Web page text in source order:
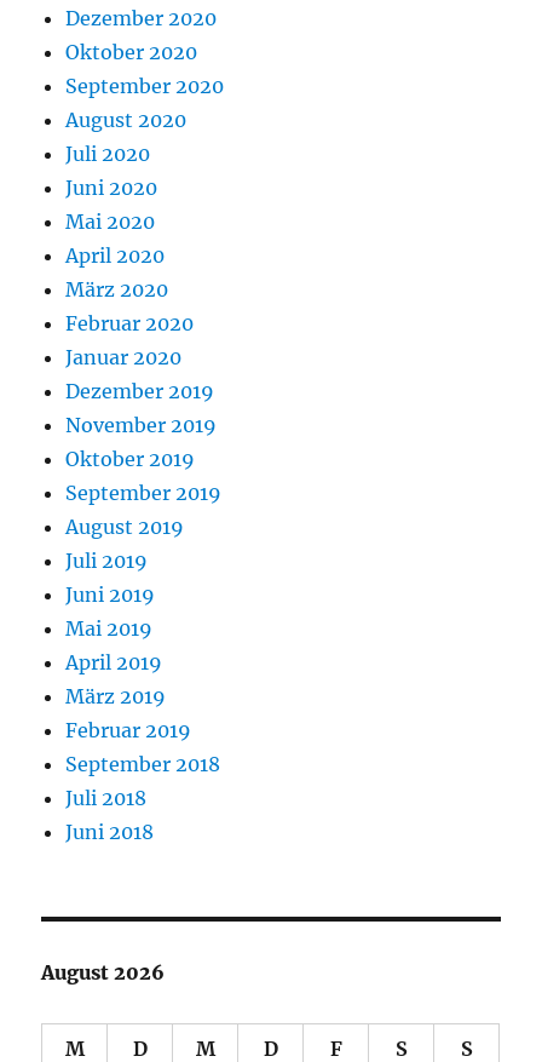
Dezember 2020
Oktober 2020
September 2020
August 2020
Juli 2020
Juni 2020
Mai 2020
April 2020
März 2020
Februar 2020
Januar 2020
Dezember 2019
November 2019
Oktober 2019
September 2019
August 2019
Juli 2019
Juni 2019
Mai 2019
April 2019
März 2019
Februar 2019
September 2018
Juli 2018
Juni 2018
August 2026
M D M D F S S